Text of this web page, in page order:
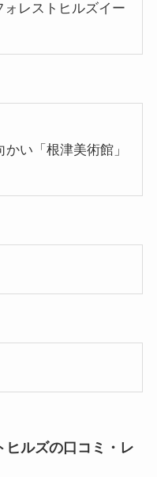
ォレストヒルズイー
い「根津美術館」
ヒルズの口コミ・レ